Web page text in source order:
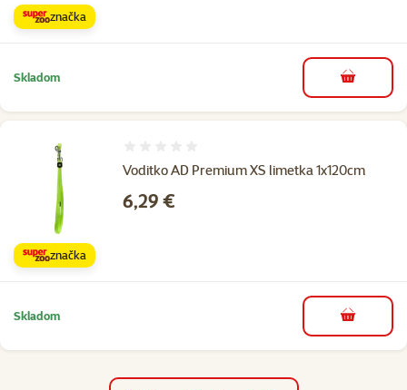
značka
Skladom do košíka
Voditko AD Premium XS limetka 1x120cm
Cena
6,29 €
značka
Skladom do košíka